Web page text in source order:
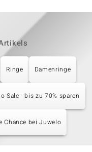
Ringe Damenringe
Sale - bis zu 70% sparen
Chance bei Juwelo